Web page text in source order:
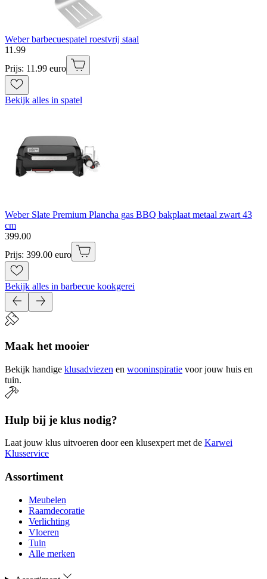
Weber barbecuespatel roestvrij staal
11 .99
Prijs: 11.99 euro
Bekijk alles in spatel
Weber Slate Premium Plancha gas BBQ bakplaat metaal zwart 43
cm
399.00
Prijs: 399.00 euro
Bekijk alles in barbecue kookgerei
Maak het mooier
Bekijk handige klusadviezen en wooninspiratie voor jouw huis en
tuin.
Hulp bij je klus nodig?
Laat jouw klus uitvoeren door een klusexpert met de Karwei
Klusservice
Assortiment
Meubelen
Raamdecoratie
Verlichting
Vloeren
Tuin
Alle merken